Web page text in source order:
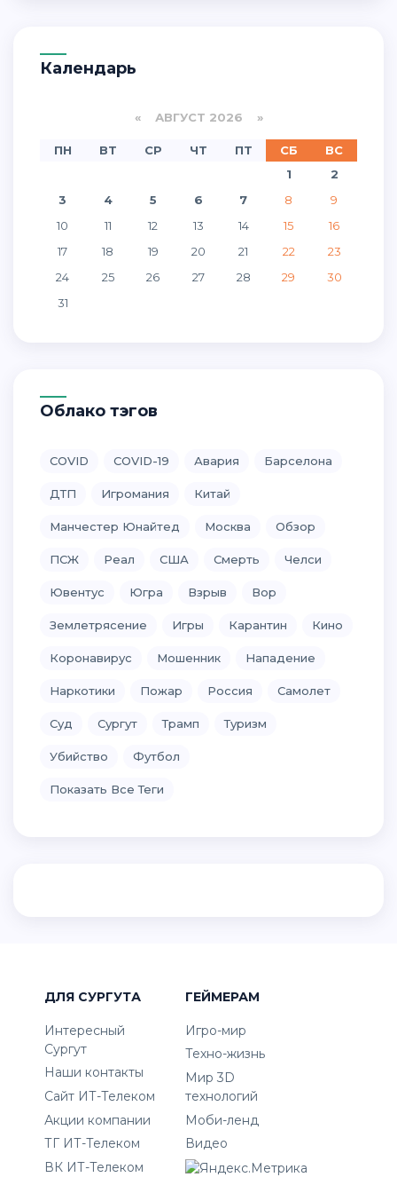
Календарь
«АВГУСТ 2026 »
ПН ВТ СР ЧТ ПТ СБ
ВС
1
2
3
4 5 6 7 8
9
10
11 12 13 14 15
16
17
18 19 20 21 22
23
24
25 26 27 28 29
30
31
Облако тэгов
COVID COVID-19 Авария Барселона
ДТП Игромания Китай
Манчестер Юнайтед Москва Обзор
ПСЖ Реал США Смерть Челси
Ювентус Югра Взрыв Вор
Землетрясение Игры Карантин Кино
Коронавирус Мошенник Нападение
Наркотики Пожар Россия Самолет
Суд Сургут Трамп Туризм
Убийство Футбол
Показать Все Теги
ДЛЯ СУРГУТА
Интересный
Сургут
Наши контакты
Сайт ИТ-Телеком
Акции компании
ТГ ИТ-Телеком
ВК ИТ-Телеком
ГЕЙМЕРАМ
Игро-мир
Техно-жизнь
Мир 3D
технологий
Моби-ленд
Видео